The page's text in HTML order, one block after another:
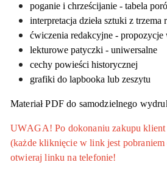
poganie i chrześcijanie - tabela
interpretacja dzieła sztuki z
ćwiczenia redakcyjne - propozycje
lekturowe patyczki - uniwersalne
cechy powieści historycznej
grafiki do lapbooka lub zeszytu
Materiał PDF do samodzielnego
UWAGA! Po dokonaniu zakupu
(każde kliknięcie w link jest
otwieraj linku na telefonie!